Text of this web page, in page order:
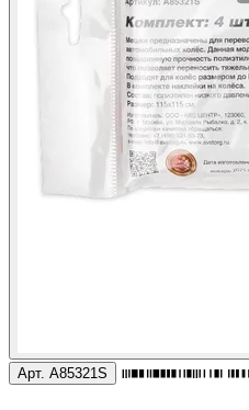
Арт. A85321S